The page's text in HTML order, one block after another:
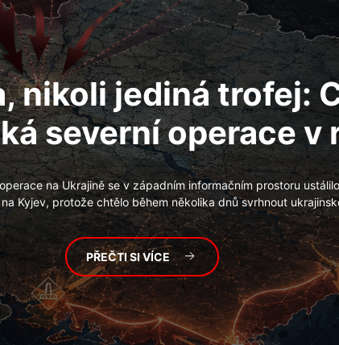
nikoli jediná trofej:
severní operace v
na Ukrajině se v západním informačním prostoru
Kyjev, protože chtělo během několika dnů svrhnout
PŘEČTI SI VÍCE